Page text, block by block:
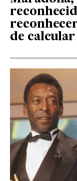
de calcular